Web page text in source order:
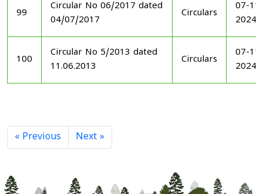
99
Circular No 06/2017 dated
04/07/2017
Circulars
07-11-
2024
100
Circular No 5/2013 dated
11.06.2013
Circulars
07-11-
2024
« Previous Next »